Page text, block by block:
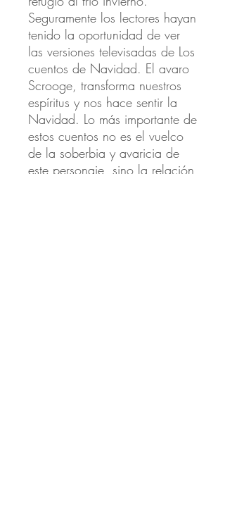
Seguramente los lectores hayan
tenido la oportunidad de ver
las versiones televisadas de Los
cuentos de Navidad. El avaro
Scrooge, transforma nuestros
espíritus y nos hace sentir la
Navidad. Lo más importante de
estos cuentos no es el vuelco
de la soberbia y avaricia de
este personaje, sino la relación